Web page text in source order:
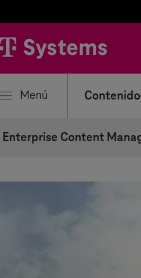
Menú
Enterprise Content